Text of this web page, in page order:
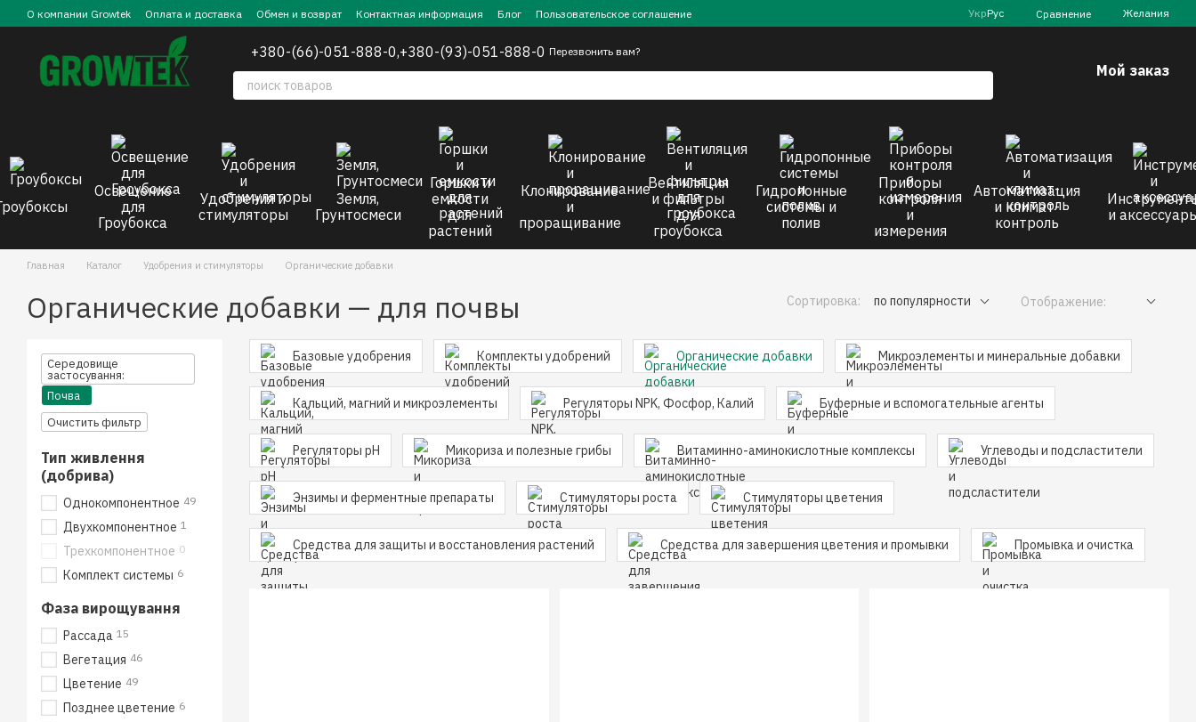
Перейти к основному контенту
О компании Growtek Оплата и доставка Обмен и возврат Контактная информация Блог Пользовательское соглашение УкрРус Сравнение Желания
+380-(66)-051-888-0,+380-(93)-051-888-0 Перезвонить вам?
Мой заказ
Освещение
для
Гроубокса
Удобрения и
стимуляторы
Земля,
Грунтосмеси
Горшки и
емкости
для
растений
Клонирование
и
проращивание
Вентиляция
и фильтры
для
гроубокса
Гидропонные
системы и
полив
Приборы
контроля
и
измерения
Автоматизация
и климат-
контроль
и
Главная Каталог Удобрения и стимуляторы Органические добавки
Органические добавки — для почвы Сортировка: по популярности Отображение:
Базовые удобрения Комплекты удобрений Органические добавки Микроэлементы и минеральные добавки
Кальций, магний и микроэлементы Регуляторы NPK, Фосфор, Калий Буферные и вспомогательные агенты
Регуляторы pH Микориза и полезные грибы Витаминно-аминокислотные комплексы Углеводы и подсластители
Энзимы и ферментные препараты Стимуляторы роста Стимуляторы цветения
Средства для защиты и восстановления растений Средства для завершения цветения и промывки Промывка и очистка
Середовище
застосування:
Почва
Очистить фильтр
Тип живлення
(добрива)
Однокомпонентное 49
Двухкомпонентное 1
Трехкомпонентное 0
Комплект системы 6
Фаза вирощування
Рассада 15
Вегетация 46
Цветение 49
Позднее цветение 6